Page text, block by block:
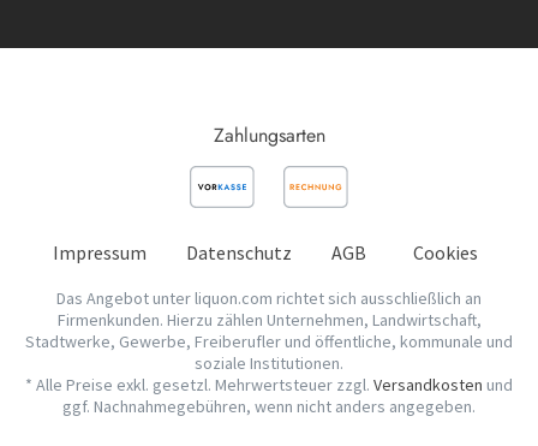
Zahlungsarten
Impressum Datenschutz AGB Cookies
Das Angebot unter liquon.com richtet sich ausschließlich an
Firmenkunden. Hierzu zählen Unternehmen, Landwirtschaft,
Stadtwerke, Gewerbe, Freiberufler und öffentliche, kommunale und
soziale Institutionen.
* Alle Preise exkl. gesetzl. Mehrwertsteuer zzgl. Versandkosten und
ggf. Nachnahmegebühren, wenn nicht anders angegeben.